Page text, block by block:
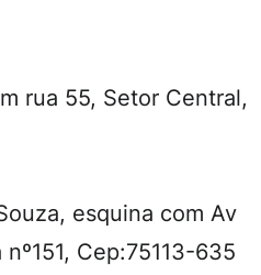
rua 55, Setor Central,
esquina com Av
Cep:75113-635